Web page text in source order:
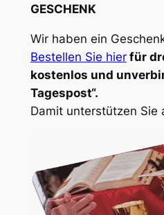
GESCHENK
Wir haben ein
Bestellen Sie hier für
kostenlos und
Tagespost“.
Damit unterstützen Sie